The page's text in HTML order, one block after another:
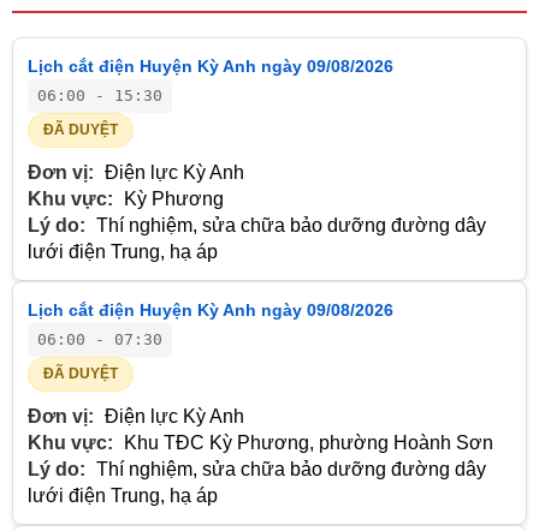
Lịch cắt điện Huyện Kỳ Anh ngày 09/08/2026
06:00 - 15:30
ĐÃ DUYỆT
Đơn vị: Điện lực Kỳ Anh
Khu vực:
Kỳ Phương
Lý do: Thí nghiệm, sửa chữa bảo dưỡng đường dây
lưới điện Trung, hạ áp
Lịch cắt điện Huyện Kỳ Anh ngày 09/08/2026
06:00 - 07:30
ĐÃ DUYỆT
Đơn vị: Điện lực Kỳ Anh
Khu vực:
Khu TĐC Kỳ Phương, phường Hoành Sơn
Lý do: Thí nghiệm, sửa chữa bảo dưỡng đường dây
lưới điện Trung, hạ áp